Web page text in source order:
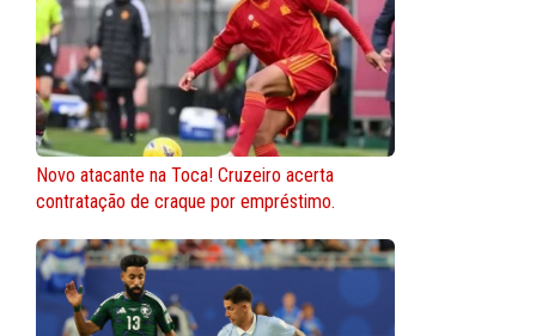
Novo atacante na Toca! Cruzeiro acerta
contratação de craque por empréstimo.